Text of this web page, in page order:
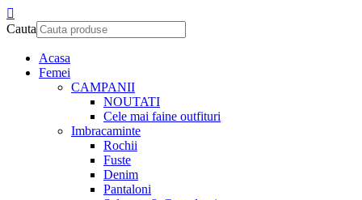
Cauta
Acasa
Femei
CAMPANII
NOUTATI
Cele mai faine outfituri
Imbracaminte
Rochii
Fuste
Denim
Pantaloni